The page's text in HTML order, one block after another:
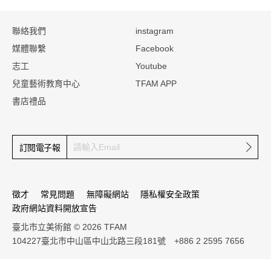
聯絡我們
媒體聯繫
志工
兒童藝術教育中心
書店禮品
instagram
Facebook
Youtube
TFAM APP
訂閱電子報 確定
徵才 常見問題 無障礙網站
隱私權安全政策
政府網站資料開放宣告
臺北市立美術館 © 2026 TFAM
104227臺北市中山區中山北路三段181號 +886 2 2595 7656